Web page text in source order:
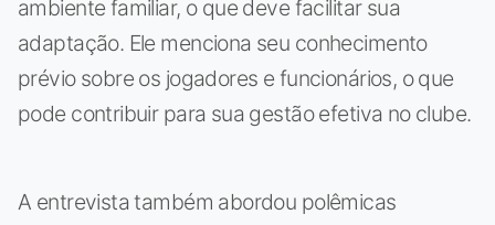
ambiente familiar, o que deve facilitar sua
adaptação. Ele menciona seu conhecimento
prévio sobre os jogadores e funcionários, o que
pode contribuir para sua gestão efetiva no clube.
A entrevista também abordou polêmicas